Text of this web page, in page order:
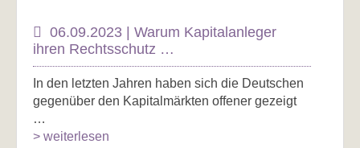
06.09.2023 | Warum Kapitalanleger
ihren Rechtsschutz …
In den letzten Jahren haben sich die Deutschen
gegenüber den Kapitalmärkten offener gezeigt
…
> weiterlesen